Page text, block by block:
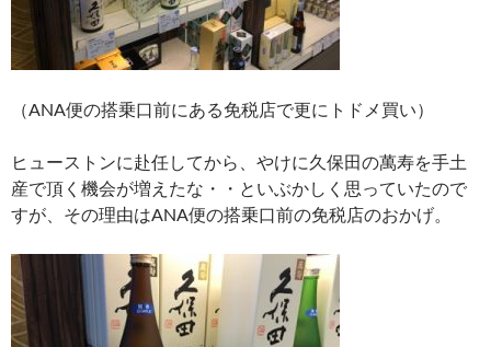
（ANA便の搭乗口前にある免税店で更にトドメ買い）
ヒューストンに赴任してから、やけに久保田の萬寿を手土
産で頂く機会が増えたな・・といぶかしく思っていたので
すが、その理由はANA便の搭乗口前の免税店のおかげ。